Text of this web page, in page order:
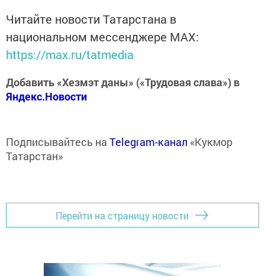
Читайте новости Татарстана в
национальном мессенджере MАХ:
https://max.ru/tatmedia
Добавить «Хезмэт даны» («Трудовая слава») в
Яндекс.Новости
Подписывайтесь на Telegram-канал «Кукмор
Татарстан»
Перейти на страницу новости